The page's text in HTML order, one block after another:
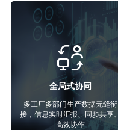
全局式协同
多工厂多部门生产数据无缝衔
接，信息实时汇报、同步共享、
高效协作